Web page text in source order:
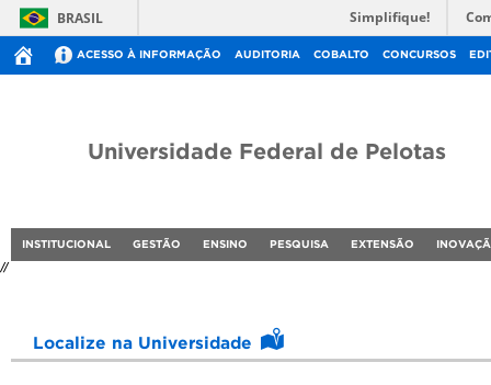
BRASIL Simplifique!
ACESSO À INFORMAÇÃO AUDITORIA COBALTO CONCURSOS
Universidade Federal de Pelotas
INSTITUCIONAL GESTÃO ENSINO PESQUISA EXTENSÃO
//
Localize na Universidade